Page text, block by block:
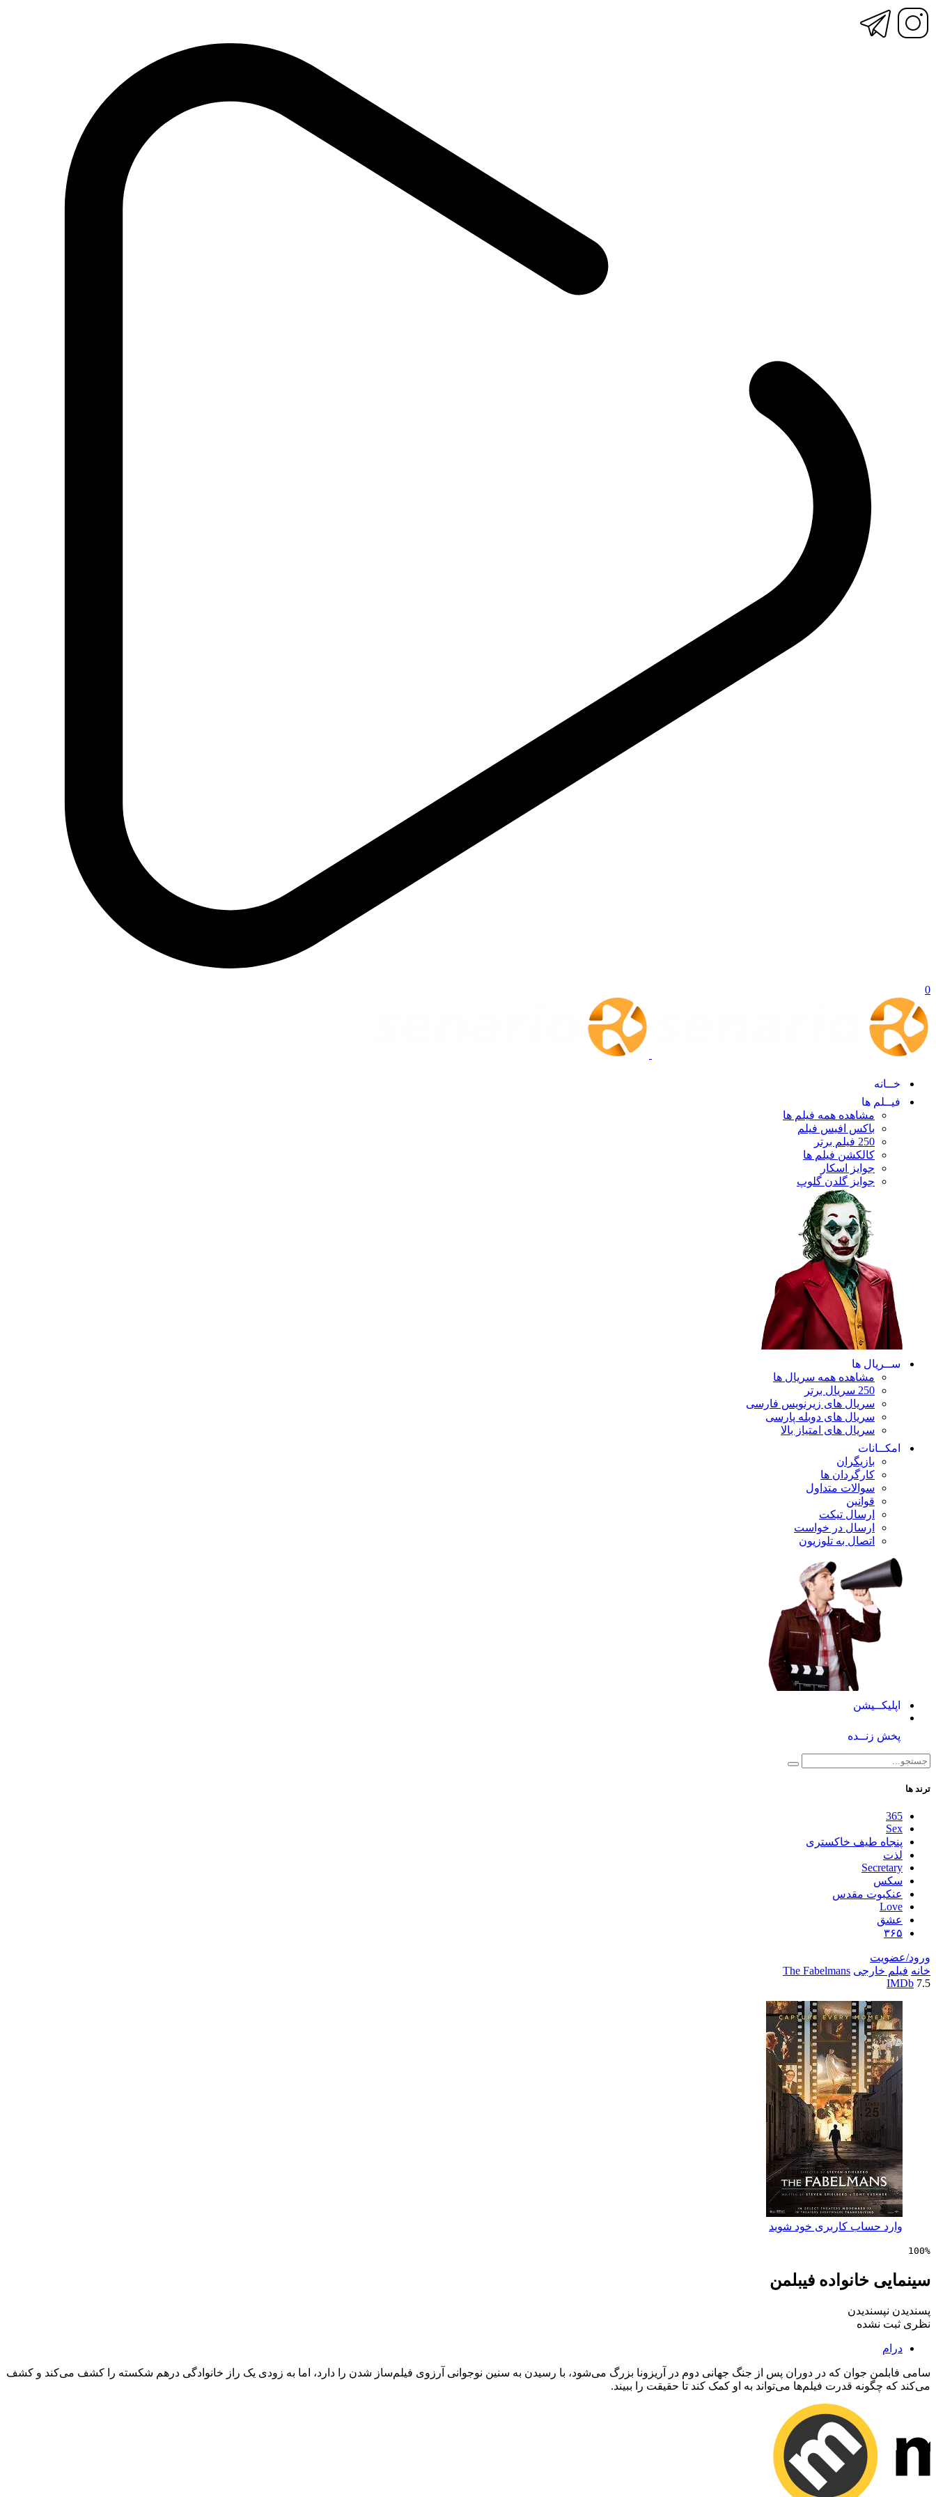
0
خــانه
فیــلم ها
مشاهده همه فیلم ها
باکس افیس فیلم
250 فیلم برتر
کالکشن فیلم ها
جوایز اسکار
جوایز گلدن گلوپ
ســریال ها
مشاهده همه سریال ها
250 سریال برتر
سریال های زیرنویس فارسی
سریال های دوبله پارسی
سریال های امتیاز بالا
امکــانات
بازیگران
کارگردان ها
سوالات متداول
قوانین
ارسال تیکت
ارسال در خواست
اتصال به تلوزیون
اپلیکــیشن
پخش زنــده
ترند ها
365
Sex
پنجاه طیف خاکستری
لذت
Secretary
سکس
عنکبوت مقدس
Love
عشق
۳۶۵
ورود/عضویت
خانه فیلم خارجی The Fabelmans
IMDb 7.5
وارد حساب کاربری خود شوید
100%
سینمایی خانواده فیبلمن
پسندیدن نپسندیدن
نظری ثبت نشده
درام
سامی فابلمن جوان که در دوران پس از جنگ جهانی دوم در آریزونا بزرگ می‌شود، با رسیدن به سنین نوجوانی آرزوی فیلم‌ساز شدن را دارد، اما به زودی یک راز خانوادگی درهم شکسته را کشف می‌کند و کشف
می‌کند که چگونه قدرت فیلم‌ها می‌تواند به او کمک کند تا حقیقت را ببیند.